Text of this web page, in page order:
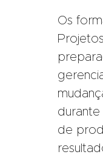
Os
de